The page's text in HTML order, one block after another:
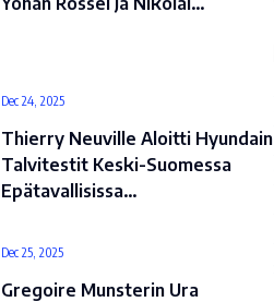
Dec 24, 2025
Thierry Neuville Aloitti Hyundain
Talvitestit Keski-Suomessa
Epätavallisissa…
Dec 25, 2025
Gregoire Munsterin Ura